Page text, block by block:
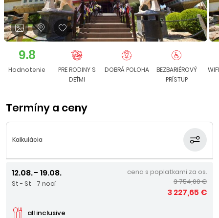
9.8
Hodnotenie
PRE RODINY S
DEŤMI
DOBRÁ POLOHA
BEZBARIÉROVÝ
PRÍSTUP
Termíny a ceny
Kalkulácia
12.08. - 19.08.
St - St 7 nocí
all inclusive
cena s poplatkami za os.
3 754,00 €
3 227,65 €